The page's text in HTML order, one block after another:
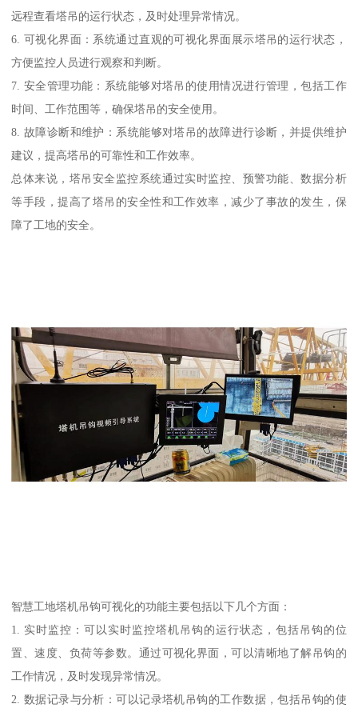
远程查看塔吊的运行状态，及时处理异常情况。
6. 可视化界面：系统通过直观的可视化界面展示塔吊的运行状态，
方便监控人员进行观察和判断。
7. 安全管理功能：系统能够对塔吊的使用情况进行管理，包括工作
时间、工作范围等，确保塔吊的安全使用。
8. 故障诊断和维护：系统能够对塔吊的故障进行诊断，并提供维护
建议，提高塔吊的可靠性和工作效率。
总体来说，塔吊安全监控系统通过实时监控、预警功能、数据分析
等手段，提高了塔吊的安全性和工作效率，减少了事故的发生，保
障了工地的安全。
智慧工地塔机吊钩可视化的功能主要包括以下几个方面：
1. 实时监控：可以实时监控塔机吊钩的运行状态，包括吊钩的位
置、速度、负荷等参数。通过可视化界面，可以清晰地了解吊钩的
工作情况，及时发现异常情况。
2. 数据记录与分析：可以记录塔机吊钩的工作数据，包括吊钩的使